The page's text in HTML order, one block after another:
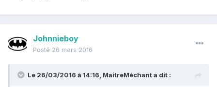
Johnnieboy
Posté 26 mars 2016
Le 26/03/2016 à 14:16, MaitreMéchant a dit :